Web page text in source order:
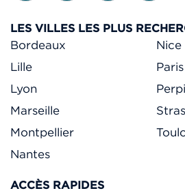
LES VILLES LES PLUS
Bordeaux
Lille
Lyon
Marseille
Montpellier
Nantes
Nice
ACCÈS RAPIDES